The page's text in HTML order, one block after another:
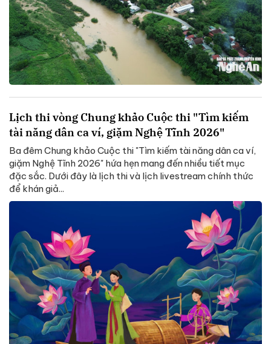
Lịch thi vòng Chung khảo Cuộc thi "Tìm kiếm
tài năng dân ca ví, giặm Nghệ Tĩnh 2026"
Ba đêm Chung khảo Cuộc thi "Tìm kiếm tài năng dân ca ví,
giặm Nghệ Tĩnh 2026" hứa hẹn mang đến nhiều tiết mục
đặc sắc. Dưới đây là lịch thi và lịch livestream chính thức
để khán giả...